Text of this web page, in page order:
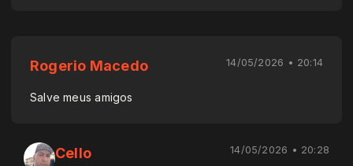
Rogerio Macedo 14/05/2026 • 20:14
Salve meus amigos
Cello 14/05/2026 • 20:28